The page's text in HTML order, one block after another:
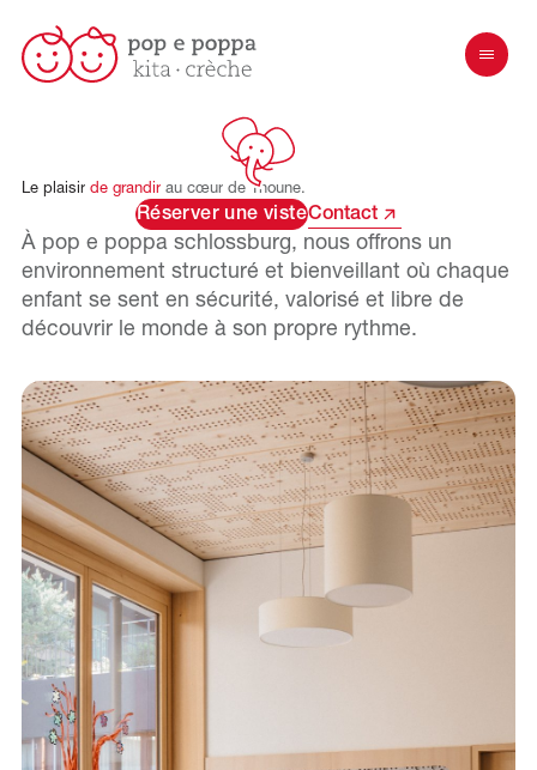
EN DE
Le plaisir de grandir au cœur de Thoune.
Réserver une visteContact
À pop e poppa schlossburg, nous offrons un
environnement structuré et bienveillant où chaque
enfant se sent en sécurité, valorisé et libre de
découvrir le monde à son propre rythme.